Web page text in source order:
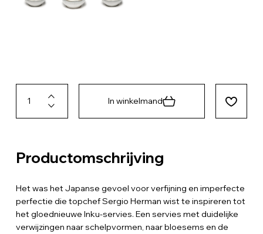
In winkelmand
Productomschrijving
Het was het Japanse gevoel voor verfijning en imperfecte
perfectie die topchef Sergio Herman wist te inspireren tot
het gloednieuwe Inku-servies. Een servies met duidelijke
verwijzingen naar schelpvormen, naar bloesems en de